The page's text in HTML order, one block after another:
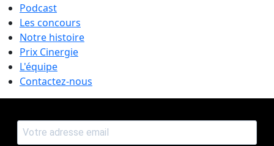
Podcast
Les concours
Notre histoire
Prix Cinergie
L'équipe
Contactez-nous